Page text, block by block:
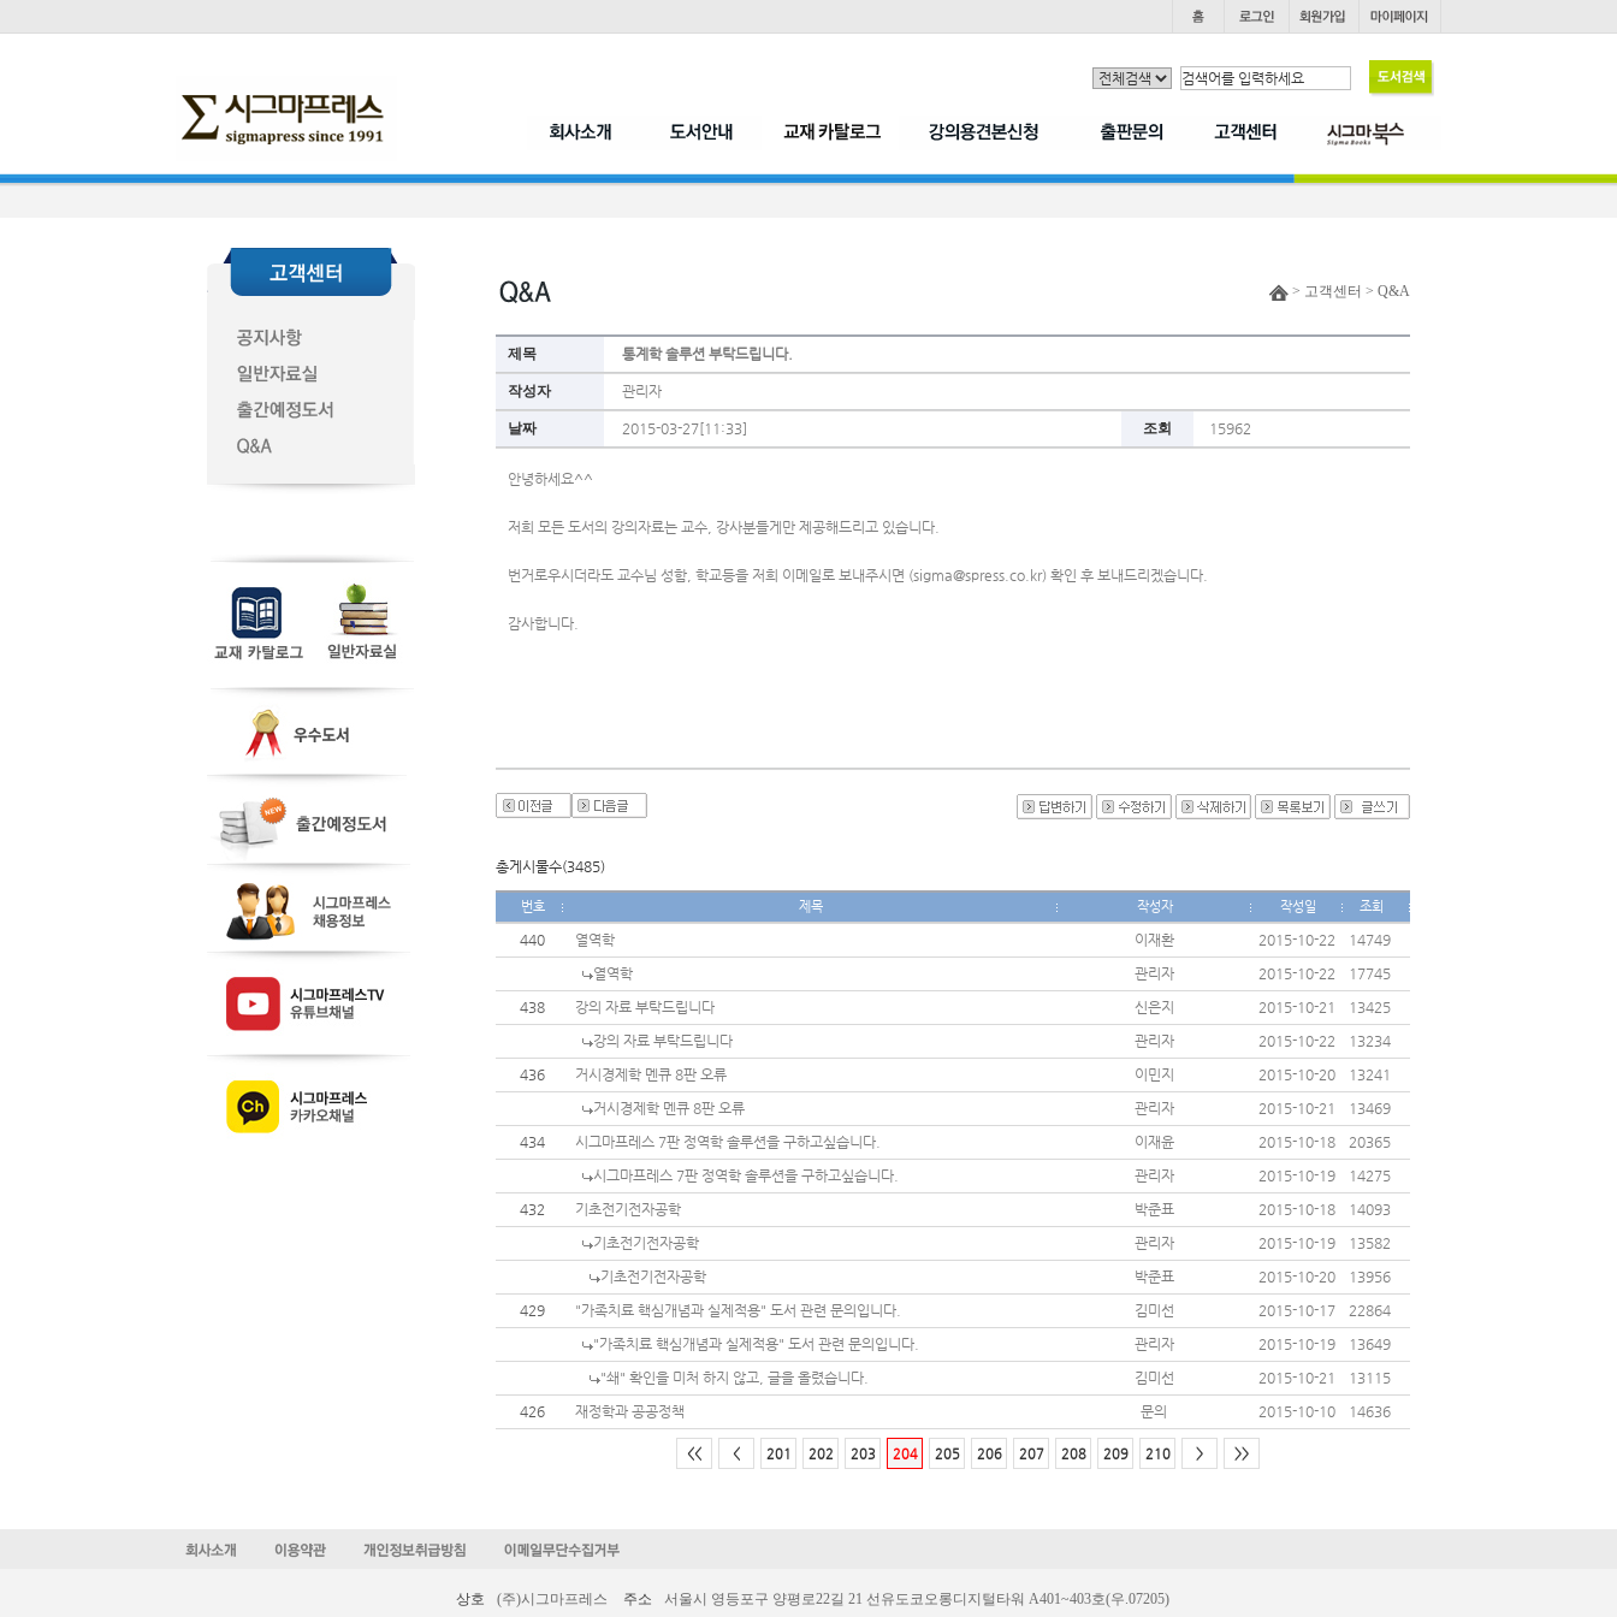
> 고객센터 > Q&A
제목 통계학 솔루션 부탁드립니다.
작성자 관리자
날짜 2015-03-27[11:33] 조회 15962
안녕하세요^^
저희 모든 도서의 강의자료는 교수, 강사분들게만 제공해드리고 있습니다.
번거로우시더라도 교수님 성함, 학교등을 저희 이메일로 보내주시면 (sigma@spress.co.kr) 확인 후 보내드리겠습니다.
감사합니다.
총게시물수(3485)
번호 제목 작성자 작성일 조회
440 열역학 이재환 2015-10-22
14749
열역학
관리자 2015-10-22
17745
438
강의 자료 부탁드립니다 신은지 2015-10-21
13425
강의 자료 부탁드립니다
관리자 2015-10-22
13234
436
거시경제학 멘큐 8판 오류 이민지 2015-10-20
13241
거시경제학 멘큐 8판 오류
관리자 2015-10-21
13469
434
시그마프레스 7판 정역학 솔루션을 구하고싶습니다. 이재윤 2015-10-18
20365
시그마프레스 7판 정역학 솔루션을 구하고싶습니다.
관리자 2015-10-19
14275
432
기초전기전자공학 박준표 2015-10-18
14093
기초전기전자공학
관리자 2015-10-19
13582
기초전기전자공학
박준표 2015-10-20
13956
429
"가족치료 핵심개념과 실제적용" 도서 관련 문의입니다. 김미선 2015-10-17
22864
"가족치료 핵심개념과 실제적용" 도서 관련 문의입니다.
관리자 2015-10-19
13649
"쇄" 확인을 미처 하지 않고, 글을 올렸습니다.
김미선 2015-10-21
13115
426
재정학과 공공정책 문의 2015-10-10 14636
<< < 201 202 203 204 205 206 207 208 209 210 > >>
상호 (주)시그마프레스 주소
서울시 영등포구 양평로22길 21 선유도코오롱디지털타워 A401~403호(우.07205)